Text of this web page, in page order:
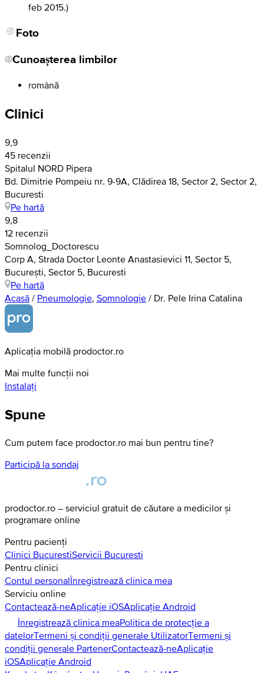
feb 2015.)
Foto
Cunoașterea limbilor
română
Clinici
9,9
45 recenzii
Spitalul NORD Pipera
Bd. Dimitrie Pompeiu nr. 9-9A, Clădirea 18, Sector 2, Sector 2,
Bucuresti
Pe hartă
9,8
12 recenzii
Somnolog_Doctorescu
Corp A, Strada Doctor Leonte Anastasievici 11, Sector 5,
București, Sector 5, Bucuresti
Pe hartă
Acasă / Pneumologie, Somnologie / Dr. Pele Irina Catalina
Aplicația mobilă prodoctor.ro
Mai multe funcții noi
Instalați
Spune
Cum putem face prodoctor.ro mai bun pentru tine?
Participă la sondaj
prodoctor.ro – serviciul gratuit de căutare a medicilor și
programare online
Pentru pacienți
Clinici BucurestiServicii Bucuresti
Pentru clinici
Contul personalÎnregistrează clinica mea
Serviciu online
Contactează-neAplicație iOSAplicație Android
Înregistrează clinica meaPolitica de protecție a
datelorTermeni și condiții generale UtilizatorTermeni și
condiții generale PartenerContactează-neAplicație
iOSAplicație Android